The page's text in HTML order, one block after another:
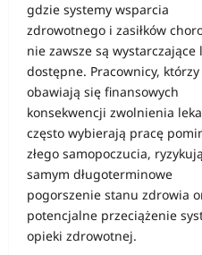
gdzie systemy wsparcia
zdrowotnego i zasiłków
nie zawsze są wystarczające
dostępne. Pracownicy, którzy
obawiają się finansowych
konsekwencji zwolnienia
często wybierają pracę
złego samopoczucia,
samym długoterminowe
pogorszenie stanu zdrowia
potencjalne przeciążenie
opieki zdrowotnej.